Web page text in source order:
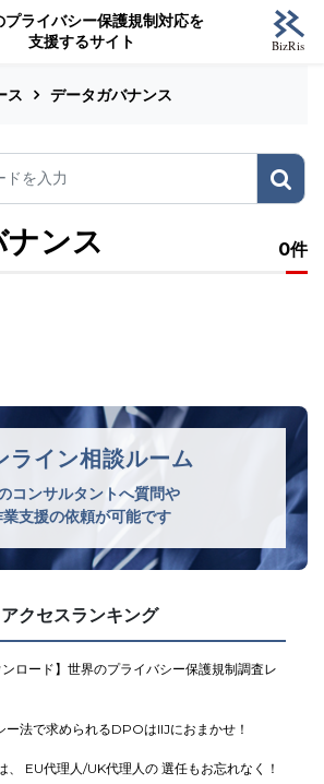
プライバシー保護規制対応を
支援するサイト
ス データガバナンス
ンス 0件
ライン相談ルーム
コンサルタントへ質問や
業支援の依頼が可能です
アクセスランキング
ンロード】世界のプライバシー保護規制調査レ
ー法で求められるDPOはIIJにおまかせ！
、 EU代理人/UK代理人の 選任もお忘れなく！